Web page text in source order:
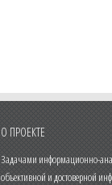
О ПРОЕКТЕ
Задачами информационно-
объективной и достоверной